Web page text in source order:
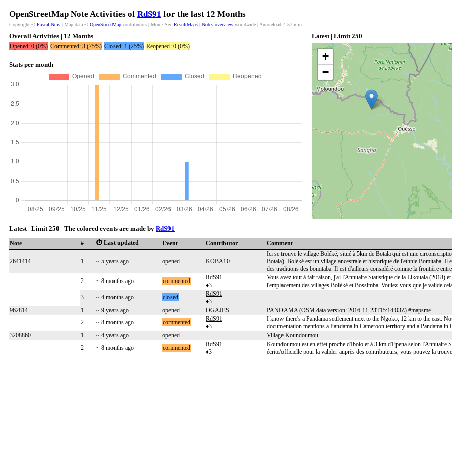
OpenStreetMap Note Activities of RdS91 for the last 12 Months
Copyright © Pascal Neis | Map data © OpenStreetMap contributors | More? See ResultMaps | Notes overview worldwide | Autoreload 4:57 min
Overall Activities | 12 Months
Opened: 0 (0%) Commented: 3 (75%) Closed: 1 (25%) Reopened: 0 (0%)
Stats per month
Latest | Limit 250
+
−
Latest | Limit 250 | The colored events are made by RdS91
Note # ⏱️ Last updated Event Contributor Comment
2641414 1 ~ 5 years ago opened KOBA10
Ici se trouve le village Boléké, situé à 5km de Botala qui est une
Botala). Boléké est un village ancestrale et historique de l'ethnie Bomitaba.
des traditions des bomitaba. Il est d'ailleurs considéré comme la frontière
2
~ 8 months ago commented
RdS91
♦3
Vous avez tout à fait raison, j'ai l'Annuaire Statistique de la Likouala (2018)
l'emplacement des villages Boléké et Bossimba. Voulez-vous que je valide
3
~ 4 months ago closed
RdS91
♦3
962814
1 ~ 9 years ago opened OGAJES
PANDAMA (OSM data version: 2016-11-23T15:14:03Z) #mapsme
2
~ 8 months ago commented
RdS91
♦3
I know there's a Pandama settlement next to the Ngoko, 12 km to the east.
documentation mentions a Pandama in Cameroon territory and a Pandama in
3208860
1 ~ 4 years ago opened ---
Village Koundoumou
2
~ 8 months ago commented
RdS91
♦3
Koundoumou est en effet proche d'Ibolo et à 3 km d'Epena selon l'Annuaire
écrite/officielle pour la valider auprès des contributeurs, vous pouvez la